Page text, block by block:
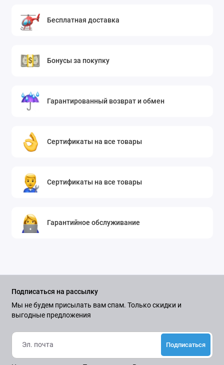
Бесплатная доставка
Бонусы за покупку
Гарантированный возврат и обмен
Сертификаты на все товары
Сертификаты на все товары
Гарантийное обслуживание
Подписаться на рассылку
Мы не будем присылать вам спам. Только скидки и
выгодные предложения
Подписаться